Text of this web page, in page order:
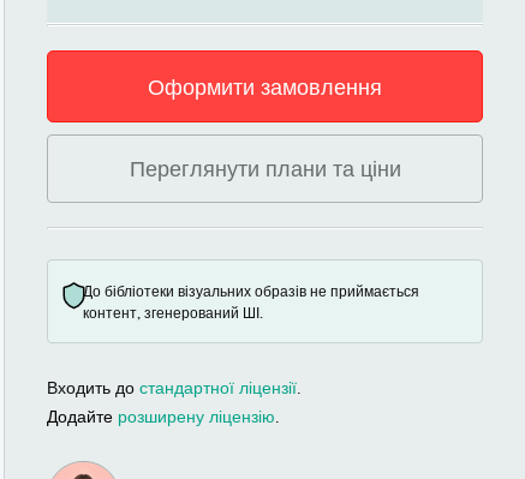
Оформити замовлення
Переглянути плани та ціни
До бібліотеки візуальних образів не приймається
контент, згенерований ШІ.
Входить до стандартної ліцензії
Додайте розширену ліцензію